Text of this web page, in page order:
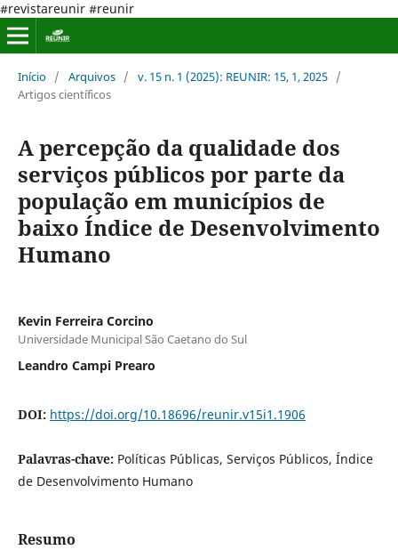
#revistareunir #reunir
Início / Arquivos / v. 15 n. 1 (2025): REUNIR: 15, 1, 2025 /
Artigos científicos
A percepção da qualidade dos
serviços públicos por parte da
população em municípios de
baixo Índice de Desenvolvimento
Humano
Kevin Ferreira Corcino
Universidade Municipal São Caetano do Sul
Leandro Campi Prearo
DOI: https://doi.org/10.18696/reunir.v15i1.1906
Palavras-chave: Políticas Públicas, Serviços Públicos, Índice
de Desenvolvimento Humano
Resumo